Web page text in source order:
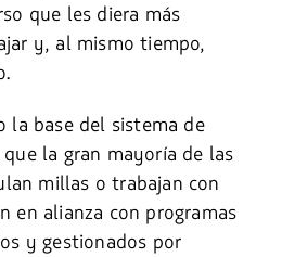
que les diera más
y, al mismo tiempo,
la base del sistema de
la gran mayoría de las
millas o trabajan con
en alianza con programas
y gestionados por